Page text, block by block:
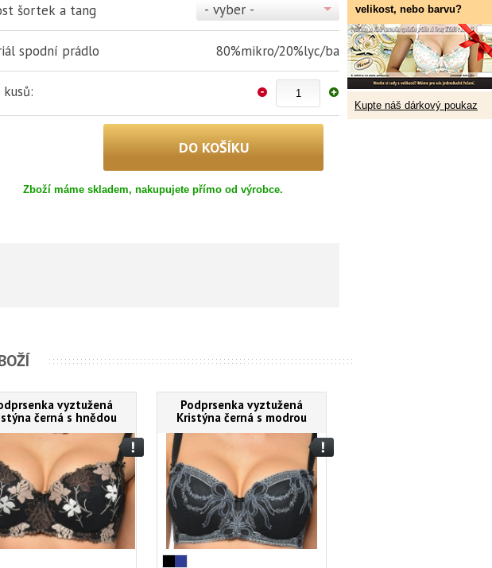
velikost, nebo barvu?
Kupte náš dárkový poukaz
šortek a tang - vyber -
spodní prádlo 80%mikro/20%lyc/ba
Zboží máme skladem, nakupujete přímo od výrobce.
vyztužená
černá s hnědou
Podprsenka vyztužená
Kristýna černá s modrou